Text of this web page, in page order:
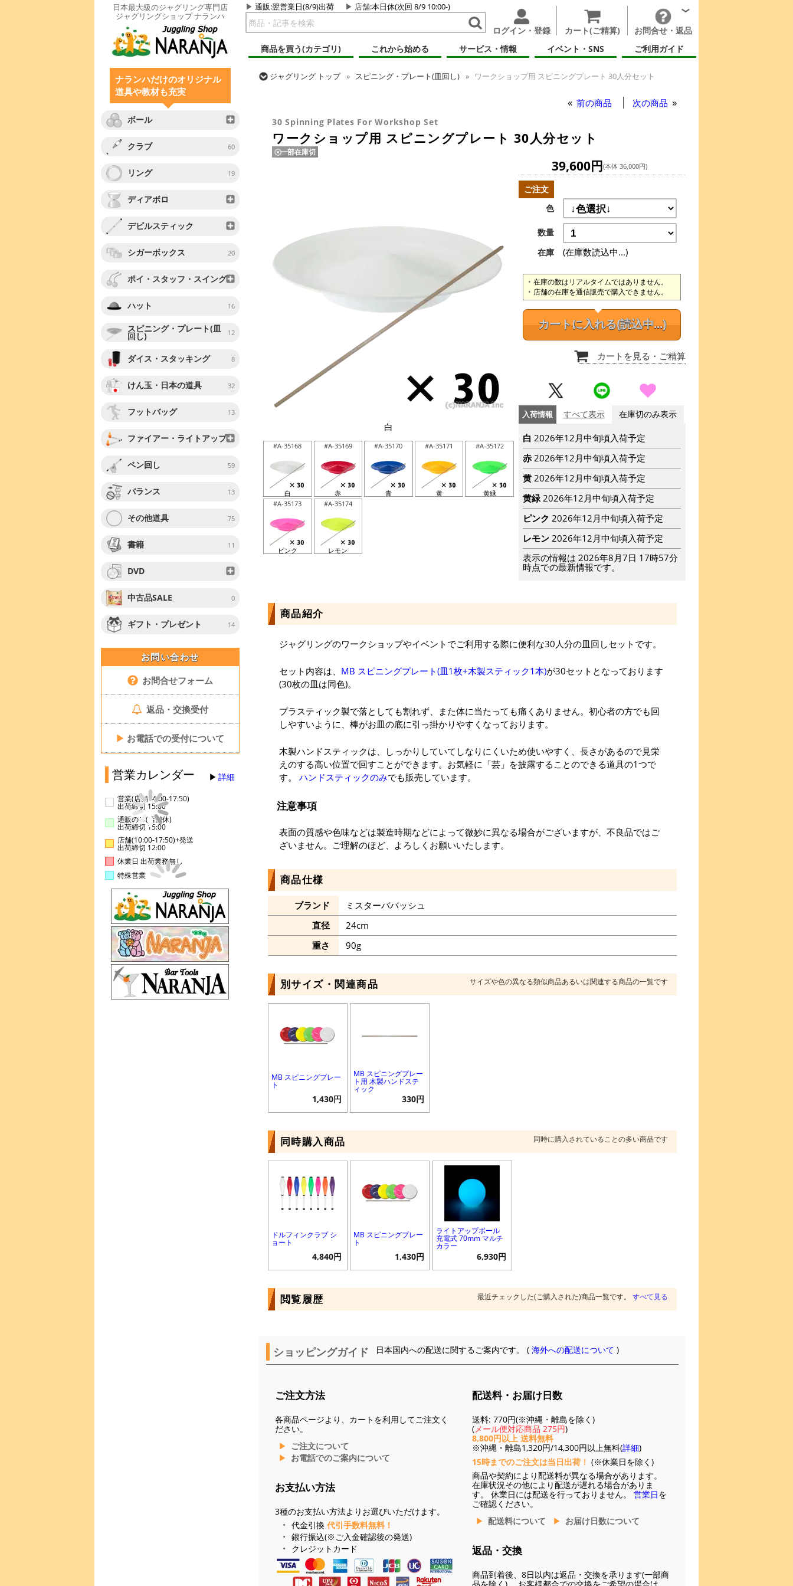
日本最大級のジャグリング専門店
ジャグリングショップ ナランハ
通販:翌営業日(8/9)出荷 店舗:本日休(次回 8/9 10:00-)
ログイン・登録 カート(ご精算)
お問合せ・返品
商品を買う(カテゴリ)
これから始める サービス・情報 イベント・SNS ご利用ガイド
ナランハだけのオリジナル
道具や教材も充実
ボール
クラブ 60
リング 19
ディアボロ
デビルスティック
シガーボックス 20
ポイ・スタッフ・スイング
ハット 16
スピニング・プレート(皿
回し) 12
ダイス・スタッキング 8
けん玉・日本の道具 32
フットバッグ 13
ファイアー・ライトアップ
ペン回し 59
バランス 13
その他道具 75
書籍 11
DVD
中古品SALE 0
ギフト・プレゼント 14
お問い合わせ
お問合せフォーム
返品・交換受付
▶ お電話での受付について
営業カレンダー 詳細
営業(店舗14:00-17:50)
出荷締切 15:00
通販のみ(店舗休)
出荷締切 15:00
店舗(10:00-17:50)+発送
出荷締切 12:00
休業日 出荷業務無し
特殊営業
ジャグリング トップ スピニング・プレート(皿回し)
ワークショップ用 スピニングプレート 30人分セット
前の商品 次の商品
30 Spinning Plates For Workshop Set
ワークショップ用 スピニングプレート 30人分セット
一部在庫切
白
#A-35168
白
#A-35169
赤
#A-35170
青
#A-35171
黄
#A-35172
黄緑
#A-35173
ピンク
#A-35174
レモン
39,600円(本体 36,000円)
ご注文
色
数量
在庫
(在庫数読込中...)
在庫の数はリアルタイムではありません。
店舗の在庫を通信販売で購入できません。
カートに入れる(読込中...)
カートを見る ・ご精算
入荷情報 すべて表示 在庫切のみ表示
白 2026年12月中旬頃入荷予定
赤 2026年12月中旬頃入荷予定
黄 2026年12月中旬頃入荷予定
黄緑 2026年12月中旬頃入荷予定
ピンク 2026年12月中旬頃入荷予定
レモン 2026年12月中旬頃入荷予定
表示の情報は 2026年8月7日 17時57分
時点での最新情報です。
商品紹介
ジャグリングのワークショップやイベントでご利用する際に便利な30人分の皿回しセットです。
セット内容は、 MB スピニングプレート(皿1枚+木製スティック1本)が30セットとなっております
(30枚の皿は同色)。
プラスティック製で落としても割れず、また体に当たっても痛くありません。初心者の方でも回
しやすいように、棒がお皿の底に引っ掛かりやすくなっております。
木製ハンドスティックは、しっかりしていてしなりにくいため使いやすく、長さがあるので見栄
えのする高い位置で回すことができます。お気軽に「芸」を披露することのできる道具の1つで
す。 ハンドスティックのみでも販売しています。
注意事項
表面の質感や色味などは製造時期などによって微妙に異なる場合がございますが、不良品ではご
ざいません。ご理解のほど、よろしくお願いいたします。
商品仕様
ブランド
ミスターババッシュ
直径
24cm
重さ
90g
別サイズ・関連商品 サイズや色の異なる類似商品あるいは関連する商品の一覧です
MB スピニングプレー
ト
1,430円
MB スピニングプレー
ト用 木製ハンドステ
ィック
330円
同時購入商品 同時に購入されていることの多い商品です
ドルフィンクラブ シ
ョート
4,840円
MB スピニングプレー
ト
1,430円
ライトアップボール
充電式 70mm マルチ
カラー
6,930円
閲覧履歴 最近チェックした(ご購入された)商品一覧です。 すべて見る
ショッピングガイド 日本国内への配送に関するご案内です。 (海外への配送について )
ご注文方法
各商品ページより、カートを利用してご注文く
ださい。
ご注文について
お電話でのご案内について
お支払い方法
3種のお支払い方法よりお選びいただけます。
代金引換 代引手数料無料！
銀行振込(※ご入金確認後の発送)
クレジットカード
配送料・お届け日数
送料: 770円(※沖縄・離島を除く)
(メール便対応商品 275円)
8,800円以上 送料無料
※沖縄・離島1,320円/14,300円以上無料(詳細)
15時までのご注文は当日出荷！ (※休業日を除く)
商品や契約により配送料が異なる場合があります。
在庫状況その他により配送が遅れる場合がありま
す。 休業日には配送を行っておりません。 営業日を
ご確認ください。
配送料について
お届け日数について
返品・交換
商品到着後、8日以内は返品・交換を承ります(一部商